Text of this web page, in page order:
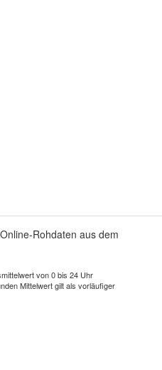
Rohdaten aus dem
von 0 bis 24 Uhr
Mittelwert gilt als vorläufiger